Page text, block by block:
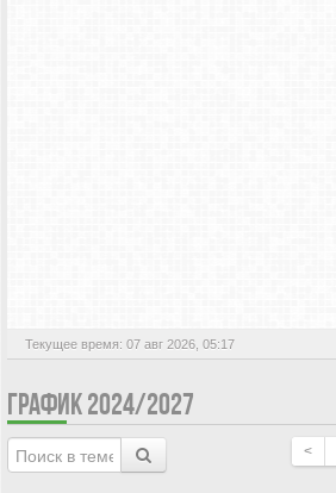
Текущее время: 07 авг 2026, 05:17
ГРАФИК 2024/2027
<